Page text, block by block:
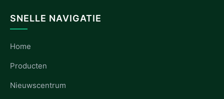
SNELLE NAVIGATIE
Home
Producten
Nieuwscentrum